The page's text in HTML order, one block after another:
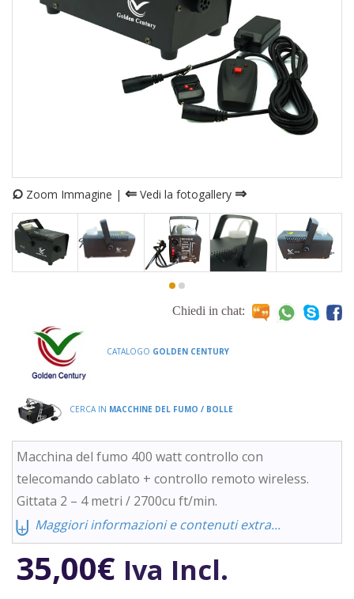
⌕ Zoom Immagine | ⇐ Vedi la fotogallery ⇒
Chiedi in chat:
CATALOGO GOLDEN CENTURY
CERCA IN MACCHINE DEL FUMO / BOLLE
Macchina del fumo 400 watt controllo con
telecomando cablato + controllo remoto wireless.
Gittata 2 – 4 metri / 2700cu ft/min.
⨄ Maggiori informazioni e contenuti extra...
35,00€ Iva Incl.